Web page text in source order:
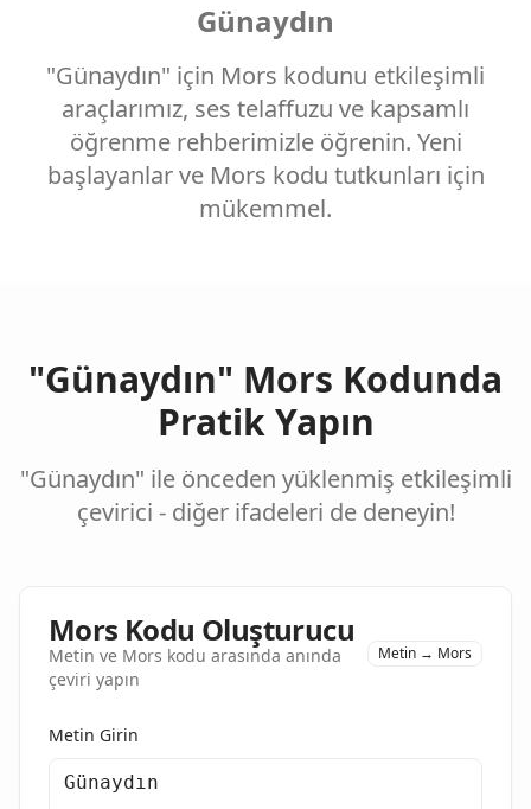
Günaydın
"Günaydın" için Mors kodunu etkileşimli
araçlarımız, ses telaffuzu ve kapsamlı
öğrenme rehberimizle öğrenin. Yeni
başlayanlar ve Mors kodu tutkunları için
mükemmel.
"Günaydın" Mors Kodunda
Pratik Yapın
"Günaydın" ile önceden yüklenmiş etkileşimli
çevirici - diğer ifadeleri de deneyin!
Mors Kodu Oluşturucu
Metin ve Mors kodu arasında anında
çeviri yapın
Metin → Mors
Metin Girin